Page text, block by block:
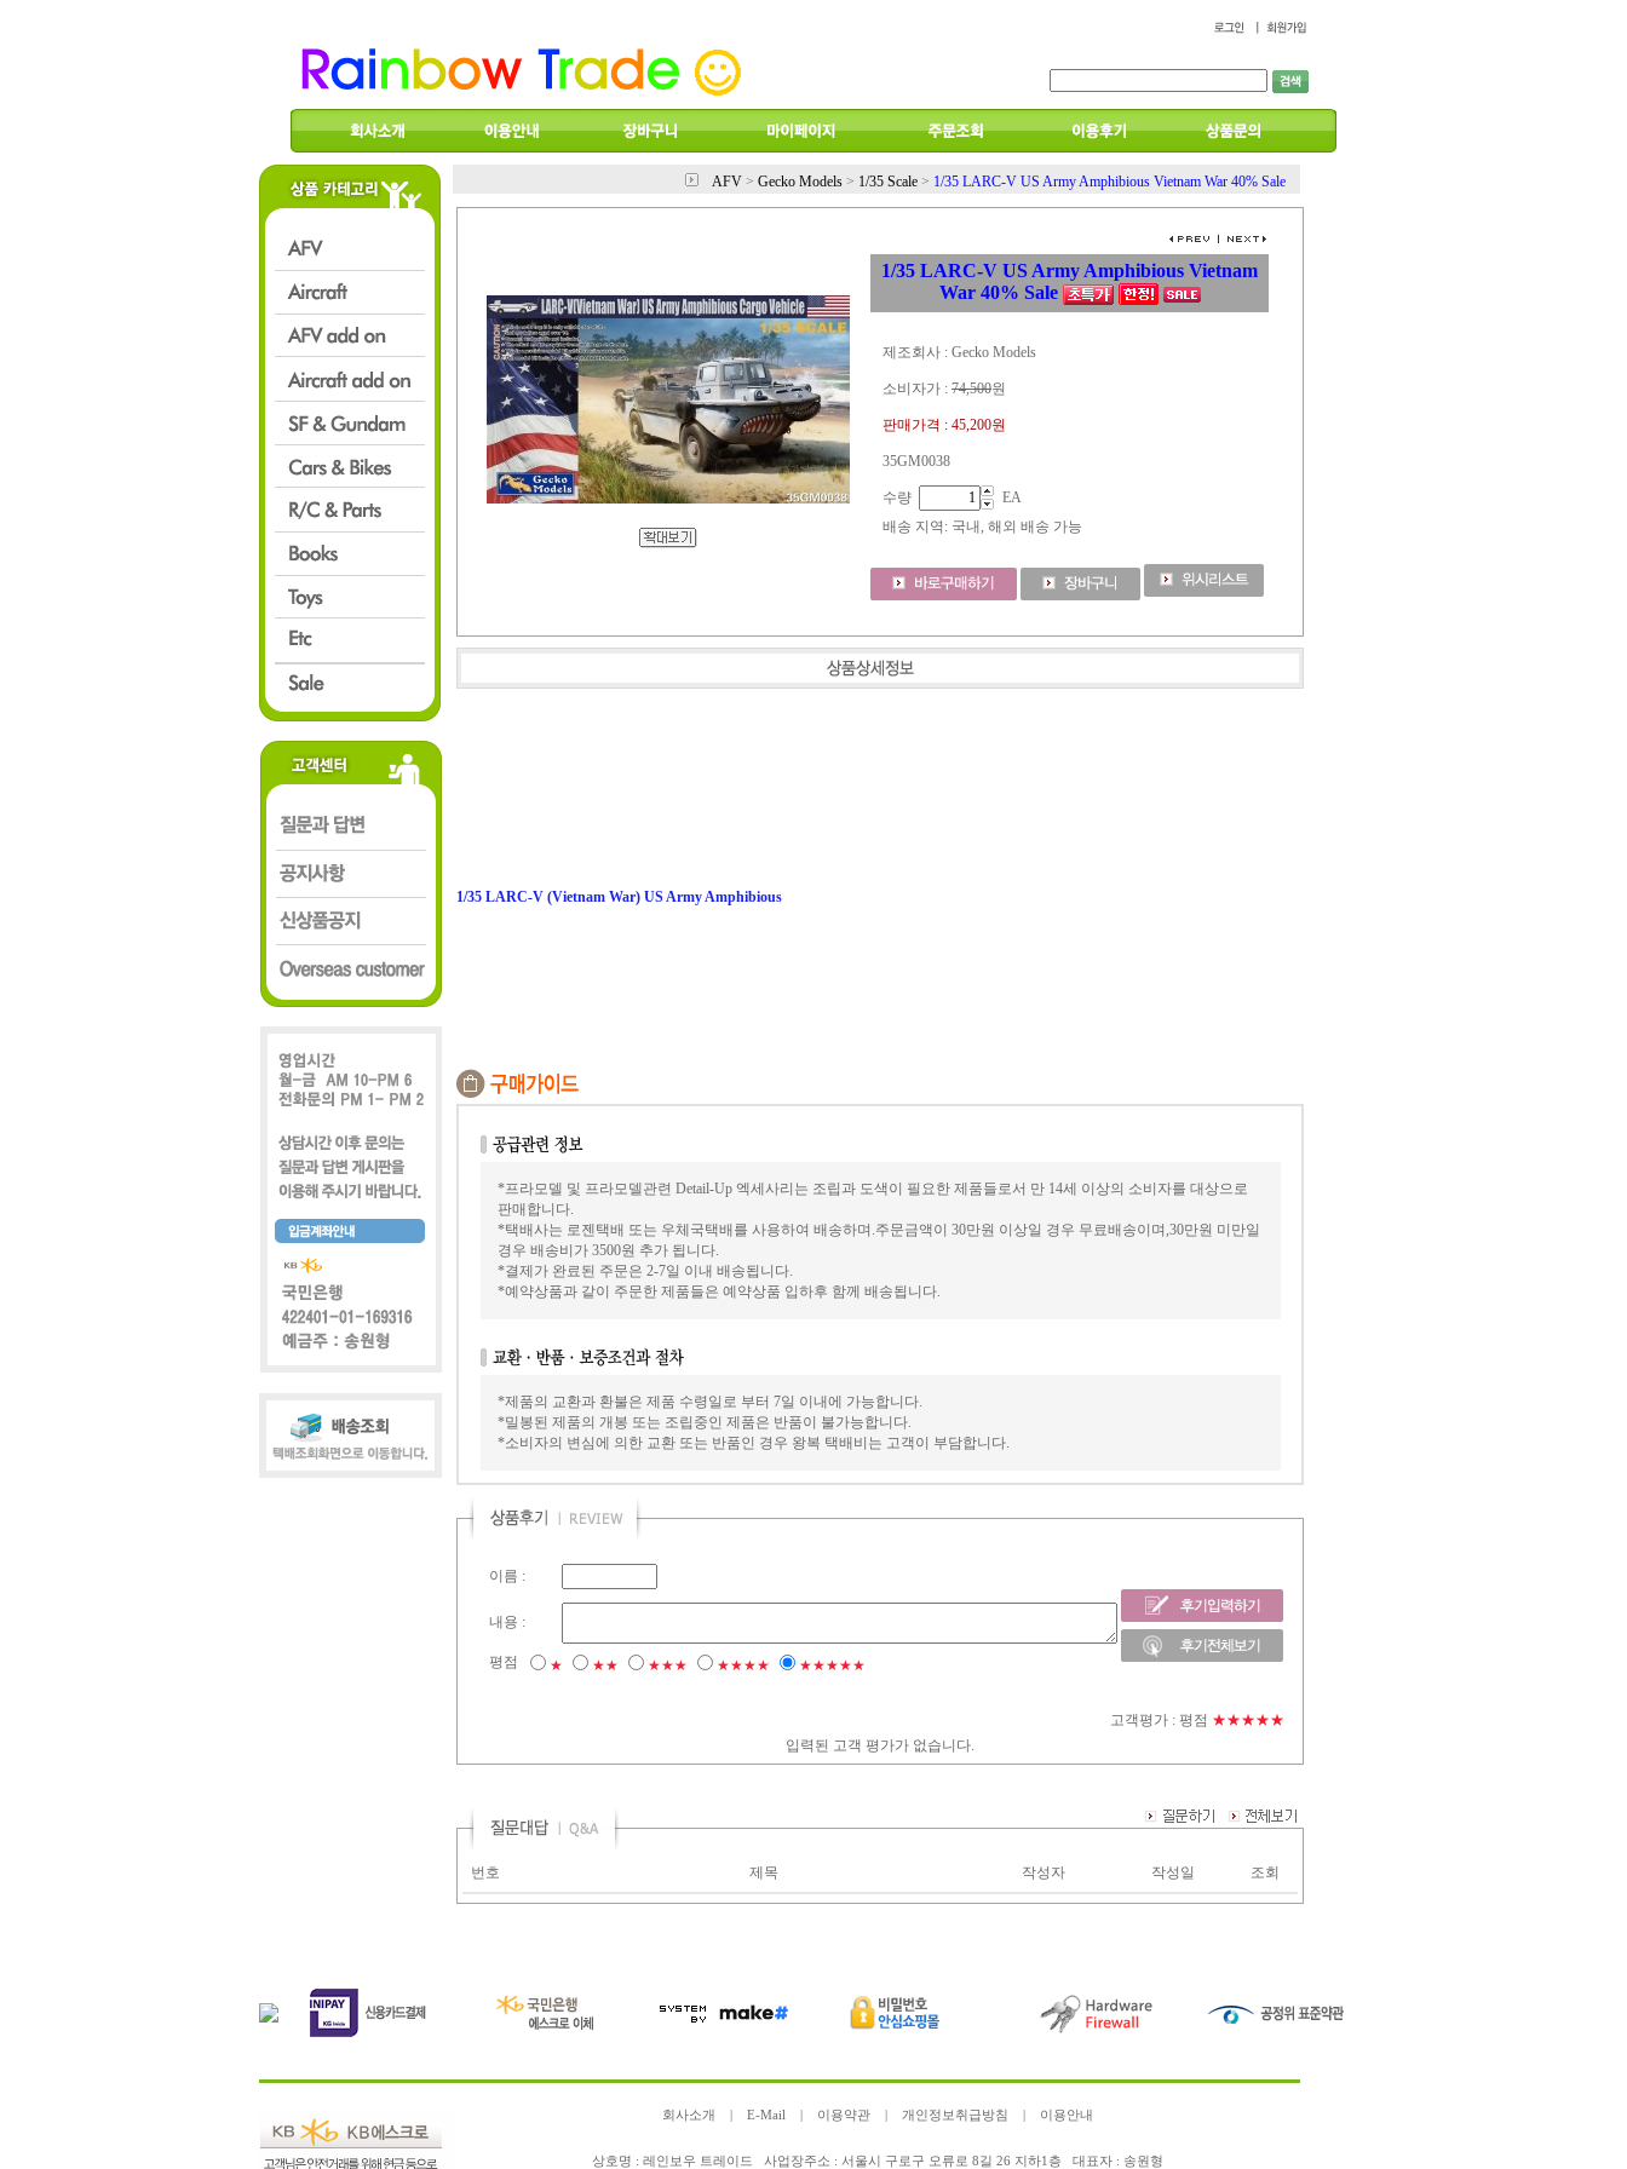
AFV > Gecko Models > 1/35 Scale > 1/35 LARC-V US Army Amphibious Vietnam War 40% Sale
1/35 LARC-V US Army Amphibious Vietnam
War 40% Sale
제조회사 : Gecko Models
소비자가 : 74,500원
판매가격 : 45,200원
35GM0038
수량
EA
배송 지역 : 국내, 해외 배송 가능
1/35 LARC-V (Vietnam War) US Army Amphibious
*프라모델 및 프라모델관련 Detail-Up 엑세사리는 조립과 도색이 필요한 제품들로서 만 14세 이상의 소비자를 대상으로
판매합니다.
*택배사는 로젠택배 또는 우체국택배를 사용하여 배송하며.주문금액이 30만원 이상일 경우 무료배송이며,30만원 미만일
경우 배송비가 3500원 추가 됩니다.
*결제가 완료된 주문은 2-7일 이내 배송됩니다.
*예약상품과 같이 주문한 제품들은 예약상품 입하후 함께 배송됩니다.
*제품의 교환과 환불은 제품 수령일로 부터 7일 이내에 가능합니다.
*밀봉된 제품의 개봉 또는 조립중인 제품은 반품이 불가능합니다.
*소비자의 변심에 의한 교환 또는 반품인 경우 왕복 택배비는 고객이 부담합니다.
이름 :
내용 :
평점 ★ ★★ ★★★ ★★★★ ★★★★★
고객평가 : 평점 ★★★★★
입력된 고객 평가가 없습니다.
번호 제목 작성자 작성일 조회
회사소개 E-Mail 이용약관 개인정보취급방침 이용안내
상호명 : 레인보우 트레이드 사업장주소 : 서울시 구로구 오류로 8길 26 지하1층 대표자 : 송원형